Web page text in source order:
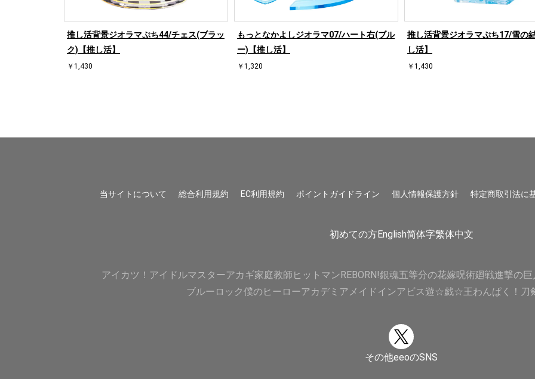
推し活背景ジオラマぷち44/チェス(ブラッ
ク)【推し活】
￥1,430
もっとなかよしジオラマ07/ハート右(ブル
ー)【推し活】
￥1,320
推し活背景ジオラマぷち17/雪の
し活】
￥1,430
当サイトについて 総合利用規約 EC利用規約 ポイントガイドライン 個人情報保護方針 特定商取引法に
初めての方English简体字繁体中文
アイカツ！ アイドルマスターアカギ家庭教師ヒットマンREBORN!銀魂五等分の花嫁呪術廻戦進撃の巨
ブルーロック僕のヒーローアカデミア メイドインアビス遊☆戯☆王わんぱく！刀
その他eeoのSNS